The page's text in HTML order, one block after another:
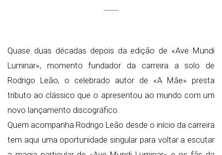
Quase duas décadas depois da edição de «Ave Mundi
Luminar», momento fundador da carreira a solo de
Rodrigo Leão, o celebrado autor de «A Mãe» presta
tributo ao clássico que o apresentou ao mundo com um
novo lançamento discográfico.
Quem acompanha Rodrigo Leão desde o início da carreira
tem aqui uma oportunidade singular para voltar a escutar